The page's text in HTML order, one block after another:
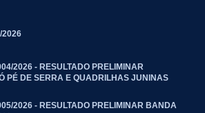
2026
2026 - RESULTADO PRELIMINAR
PÉ DE SERRA E QUADRILHAS JUNINAS
2026 - RESULTADO PRELIMINAR BANDA